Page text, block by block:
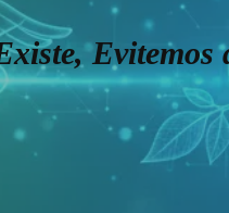
Evitemos